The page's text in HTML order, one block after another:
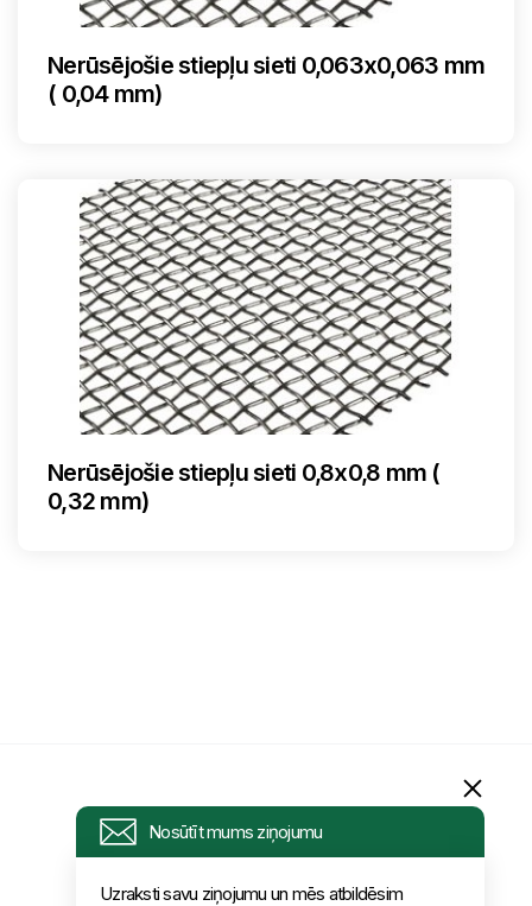
Nerūsējošie stiepļu sieti 0,063x0,063 mm
( 0,04 mm)
Nerūsējošie stiepļu sieti 0,8x0,8 mm (
0,32 mm)
Nosūtīt mums ziņojumu
Uzraksti savu ziņojumu un mēs atbildēsim
Informācija
Pieprasījums